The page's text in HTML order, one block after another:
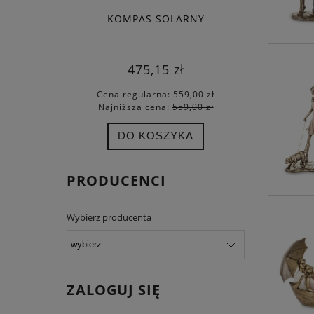
KOMPAS SOLARNY
475,15 zł
Cena regularna: 559,00 zł
Najniższa cena:559,00 zł
DO KOSZYKA
PRODUCENCI
Wybierz producenta
ZALOGUJ SIĘ